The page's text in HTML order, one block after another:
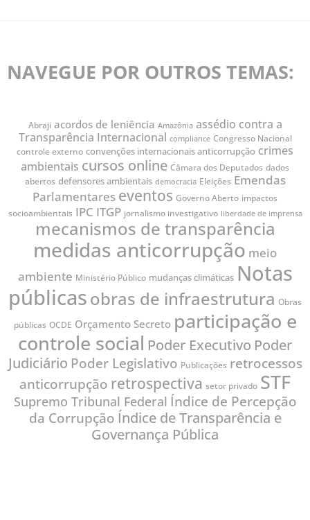
NAVEGUE POR OUTROS TEMAS:
Abraji acordos de leniência Amazônia assédio contra a
Transparência Internacional compliance Congresso Nacional
controle externo convenções internacionais anticorrupção crimes
ambientais cursos online Câmara dos Deputados dados
abertos defensores ambientais democracia Eleições Emendas
Parlamentares eventos Governo Aberto impactos
socioambientais IPC ITGP jornalismo investigativo liberdade de imprensa
mecanismos de transparência
medidas anticorrupção meio
ambiente Ministério Público mudanças climáticas Notas
públicasobras de infraestrutura Obras
públicas OCDE Orçamento Secreto participação e
controle social Poder Executivo Poder
Judiciário Poder Legislativo Publicações retrocessos
anticorrupção retrospectiva setor privado STF
Supremo Tribunal Federal Índice de Percepção
da Corrupção Índice de Transparência e
Governança Pública